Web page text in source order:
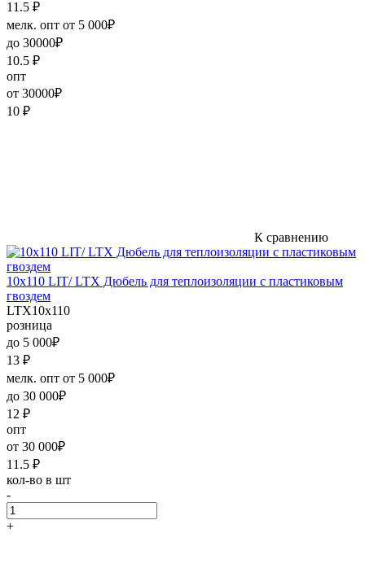
11.5 ₽
мелк. опт от 5 000₽
до 30000₽
10.5 ₽
опт
от 30000₽
10 ₽
К сравнению
10х110 LIT/ LTX Дюбель для теплоизоляции с пластиковым
гвоздем
LTX10х110
розница
до 5 000₽
13 ₽
мелк. опт от 5 000₽
до 30 000₽
12 ₽
опт
от 30 000₽
11.5 ₽
кол-во в шт
-
+